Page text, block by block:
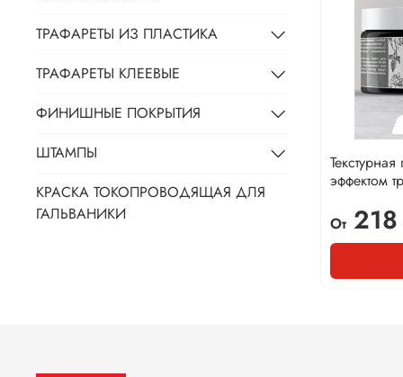
эффектом
От
ТРАФАРЕТЫ ИЗ ПЛАСТИКА
ТРАФАРЕТЫ КЛЕЕВЫЕ
ФИНИШНЫЕ ПОКРЫТИЯ
ШТАМПЫ
КРАСКА ТОКОПРОВОДЯЩАЯ ДЛЯ
ГАЛЬВАНИКИ